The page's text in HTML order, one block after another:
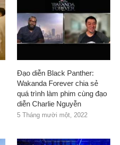
Đạo diễn Black Panther:
Wakanda Forever chia sẻ
quá trình làm phim cùng đạo
diễn Charlie Nguyễn
5 Tháng mười một, 2022